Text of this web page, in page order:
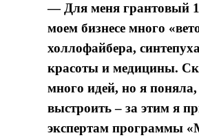
— Для меня грантовый
моем бизнесе много
холлофайбера,
красоты и медицины.
много идей, но я
выстроить – за этим я
экспертам программы